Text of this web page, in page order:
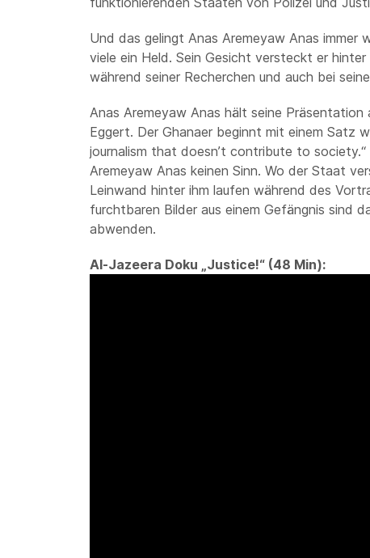
Und das gelingt Anas Aremeyaw Anas immer
viele ein Held. Sein Gesicht versteckt er
während seiner Recherchen und auch bei
Anas Aremeyaw Anas hält seine
Eggert. Der Ghanaer beginnt mit einem Satz
journalism that doesn’t contribute to
Aremeyaw Anas keinen Sinn. Wo der Staat
Leinwand hinter ihm laufen während des
furchtbaren Bilder aus einem Gefängnis sind
abwenden.
Al-Jazeera Doku „Justice!“ (48 Min):